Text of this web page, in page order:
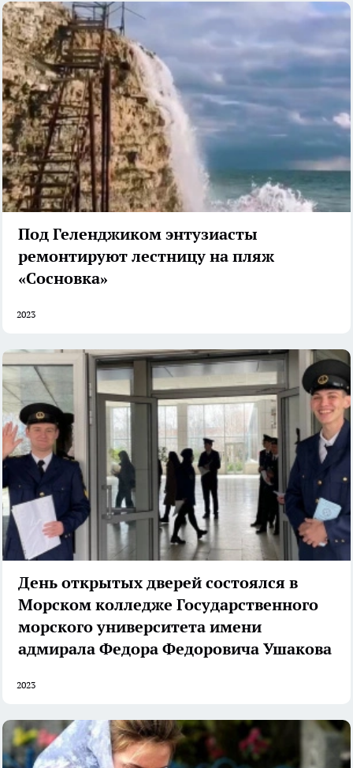
Под Геленджиком энтузиасты
ремонтируют лестницу на пляж
«Сосновка»
2023
День открытых дверей состоялся в
Морском колледже Государственного
морского университета имени
адмирала Федора Федоровича Ушакова
2023